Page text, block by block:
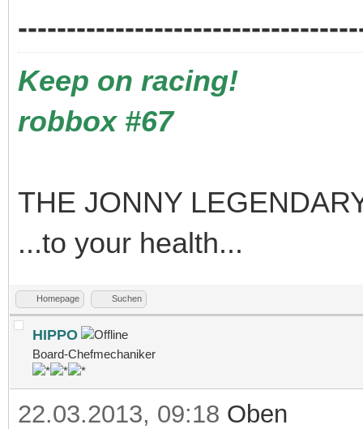
Keep on racing!
robbox #67
THE JONNY
...to your health...
Homepage Suchen
HIPPO
Board-Chefmechaniker
22.03.2013, 09:18 Oben